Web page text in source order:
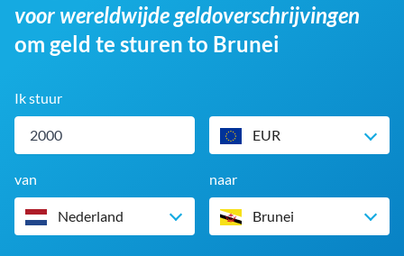
voor wereldwijde geldoverschrijvingen
om geld te sturen to Brunei
Ik stuur
EUR
van
Nederland
naar
Brunei